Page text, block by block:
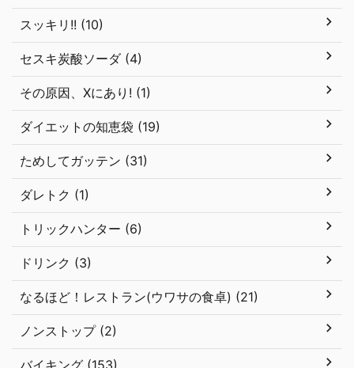
スッキリ!! (10)
セスキ炭酸ソーダ (4)
その原因、Xにあり! (1)
ダイエットの知恵袋 (19)
ためしてガッテン (31)
ダレトク (1)
トリックハンター (6)
ドリンク (3)
なるほど！レストラン(ウワサの食卓) (21)
ノンストップ (2)
バイキング (153)